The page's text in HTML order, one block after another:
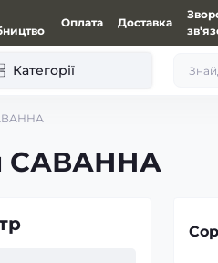
Оплата Доставка
Категорії
САВАННА